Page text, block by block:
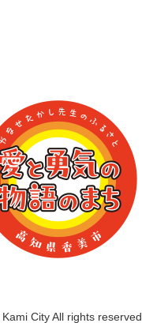
City All rights reserved.